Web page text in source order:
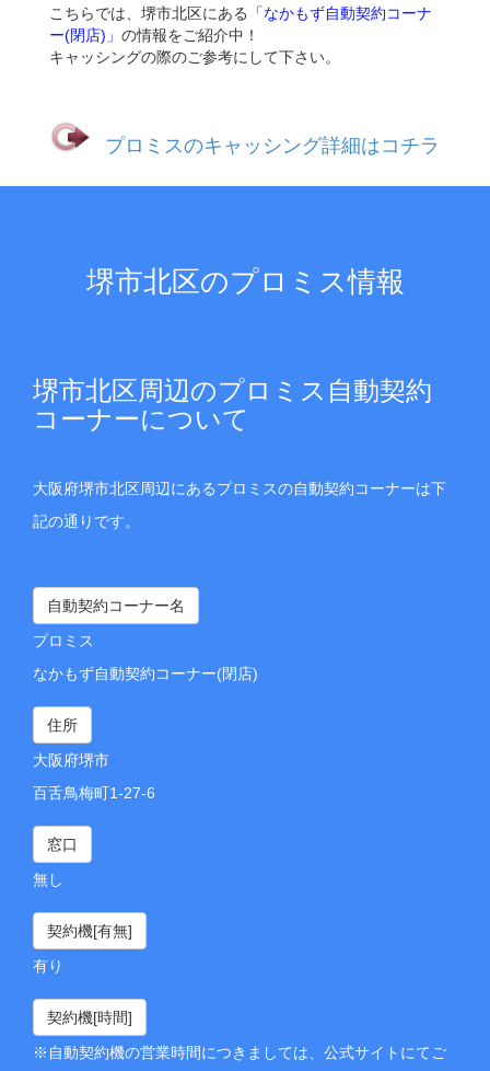
こちらでは、堺市北区にある
「なかもず自動契約コーナ
ー(閉店)」 の情報をご紹介中！
キャッシングの際のご参考にして下さい。
プロミスのキャッシング詳細はコチラ
堺市北区のプロミス情報
堺市北区周辺のプロミス自動契約
コーナーについて
大阪府堺市北区周辺にあるプロミスの自動契約コーナーは下
記の通りです。
自動契約コーナー名
プロミス
なかもず自動契約コーナー(閉店)
住所
大阪府堺市
百舌鳥梅町1-27-6
窓口
無し
契約機[有無]
有り
契約機[時間]
※自動契約機の営業時間につきましては、公式サイトにてご